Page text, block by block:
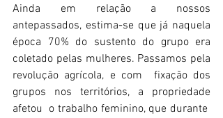
Ainda em relação a nossos
antepassados, estima-se que já naquela
época 70% do sustento do grupo era
coletado pelas mulheres. Passamos pela
revolução agrícola, e com  fixação dos
grupos nos territórios, a propriedade
afetou  o trabalho feminino, que durante